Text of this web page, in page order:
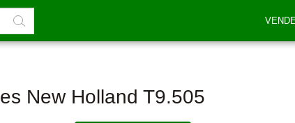
New Holland T9.505